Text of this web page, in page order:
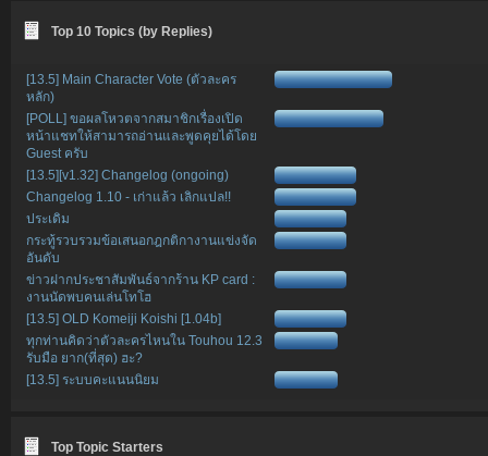
Top 10 Topics (by Replies)
[13.5] Main Character Vote (ตัวละคร
หลัก)
[POLL] ขอผลโหวตจากสมาชิกเรื่องเปิด
หน้าแชทให้สามารถอ่านและพูดคุยได้โดย
Guest ครับ
[13.5][v1.32] Changelog (ongoing)
Changelog 1.10 - เก่าแล้ว เลิกแปล!!
ประเดิม
กระทู้รวบรวมข้อเสนอกฎกติกางานแข่งจัด
อันดับ
ข่าวฝากประชาสัมพันธ์จากร้าน KP card :
งานนัดพบคนเล่นโทโฮ
[13.5] OLD Komeiji Koishi [1.04b]
ทุกท่านคิดว่าตัวละครไหนใน Touhou 12.3
รับมือ ยาก(ที่สุด) ฮะ?
[13.5] ระบบคะแนนนิยม
Top Topic Starters